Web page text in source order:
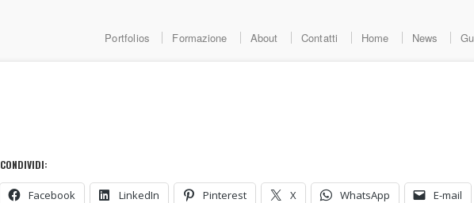
Portfolios Formazione About Contatti Home News
CONDIVIDI:
Facebook LinkedIn Pinterest X WhatsApp E-mail